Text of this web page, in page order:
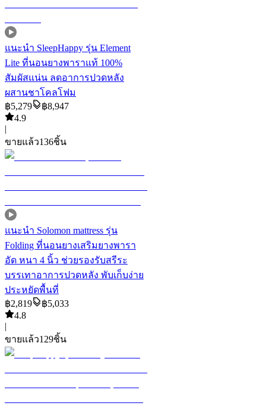
แนะนำ SleepHappy รุ่น Element
Lite ที่นอนยางพาราแท้ 100%
สัมผัสแน่น ลดอาการปวดหลัง
ผสานชาโคลโฟม
฿5,279 ฿8,947
4.9
|
ขายแล้ว136ชิ้น
แนะนำ Solomon mattress รุ่น
Folding ที่นอนยางเสริมยางพารา
อัด หนา 4 นิ้ว ช่วยรองรับสรีระ
บรรเทาอาการปวดหลัง พับเก็บง่าย
ประหยัดพื้นที่
฿2,819 ฿5,033
4.8
|
ขายแล้ว129ชิ้น